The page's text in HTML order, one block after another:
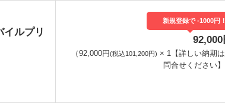
ルプリ
新規登録で -1000円！
92,000
（92,000円(税込101,200円) × 1 【詳しい納期
問合せください】